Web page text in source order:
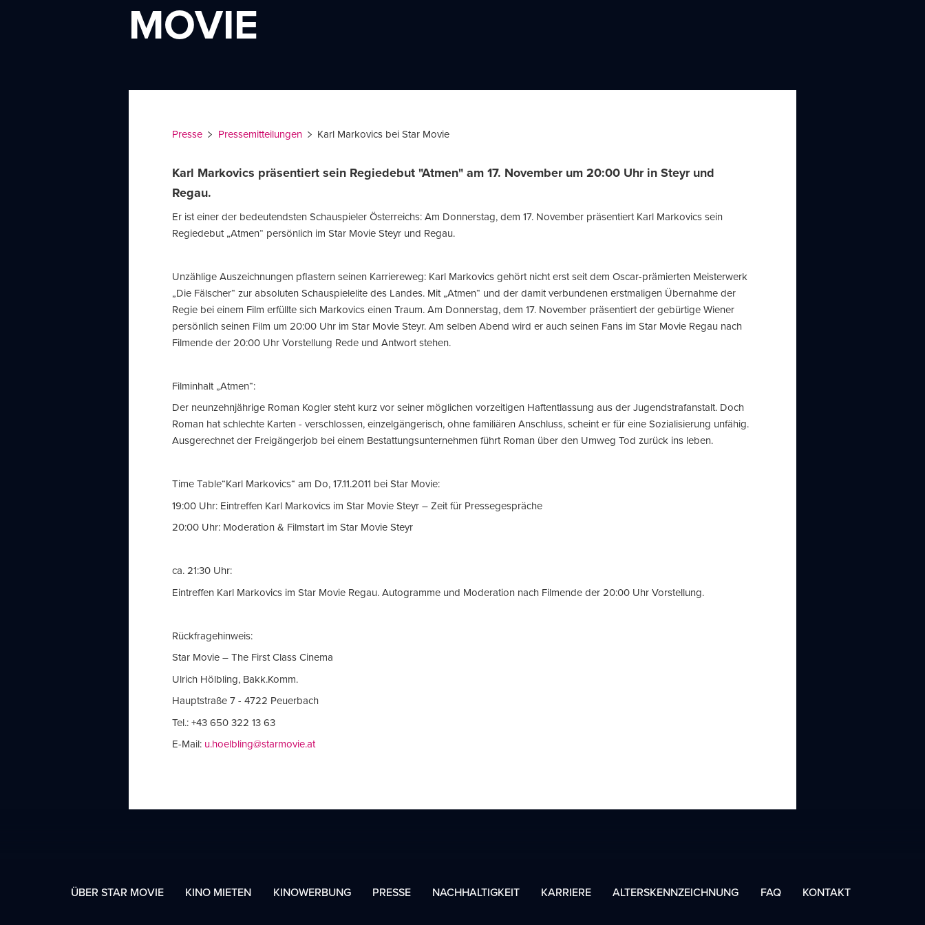
MOVIE
Presse Pressemitteilungen Karl Markovics bei Star Movie
Karl Markovics präsentiert sein Regiedebut "Atmen" am 17. November um 20:00 Uhr in Steyr und
Regau.
Er ist einer der bedeutendsten Schauspieler Österreichs: Am Donnerstag, dem 17. November präsentiert Karl Markovics sein
Regiedebut „Atmen“ persönlich im Star Movie Steyr und Regau.
Unzählige Auszeichnungen pflastern seinen Karriereweg: Karl Markovics gehört nicht erst seit dem Oscar-prämierten Meisterwerk
„Die Fälscher“ zur absoluten Schauspielelite des Landes. Mit „Atmen“ und der damit verbundenen erstmaligen Übernahme der
Regie bei einem Film erfüllte sich Markovics einen Traum. Am Donnerstag, dem 17. November präsentiert der gebürtige Wiener
persönlich seinen Film um 20:00 Uhr im Star Movie Steyr. Am selben Abend wird er auch seinen Fans im Star Movie Regau nach
Filmende der 20:00 Uhr Vorstellung Rede und Antwort stehen.
Filminhalt „Atmen“:
Der neunzehnjährige Roman Kogler steht kurz vor seiner möglichen vorzeitigen Haftentlassung aus der Jugendstrafanstalt. Doch
Roman hat schlechte Karten - verschlossen, einzelgängerisch, ohne familiären Anschluss, scheint er für eine Sozialisierung unfähig.
Ausgerechnet der Freigängerjob bei einem Bestattungsunternehmen führt Roman über den Umweg Tod zurück ins leben.
Time Table“Karl Markovics“ am Do, 17.11.2011 bei Star Movie:
19:00 Uhr: Eintreffen Karl Markovics im Star Movie Steyr – Zeit für Pressegespräche
20:00 Uhr: Moderation & Filmstart im Star Movie Steyr
ca. 21:30 Uhr:
Eintreffen Karl Markovics im Star Movie Regau. Autogramme und Moderation nach Filmende der 20:00 Uhr Vorstellung.
Rückfragehinweis:
Star Movie – The First Class Cinema
Ulrich Hölbling, Bakk.Komm.
Hauptstraße 7 - 4722 Peuerbach
Tel.: +43 650 322 13 63
E-Mail: u.hoelbling@starmovie.at
ÜBER STAR MOVIE KINO MIETEN KINOWERBUNG PRESSE NACHHALTIGKEIT KARRIERE ALTERSKENNZEICHNUNG FAQ KONTAKT